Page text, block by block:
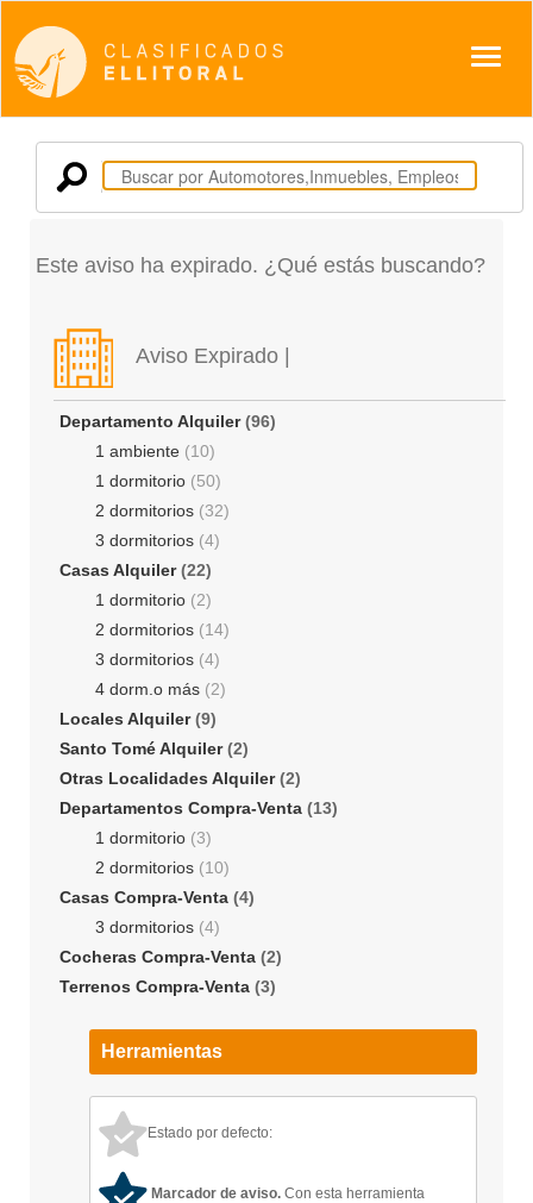
Este aviso ha expirado. ¿Qué estás buscando?
Aviso Expirado |
Departamento Alquiler(96)
1 ambiente (10)
1 dormitorio (50)
2 dormitorios (32)
3 dormitorios (4)
Casas Alquiler(22)
1 dormitorio (2)
2 dormitorios (14)
3 dormitorios (4)
4 dorm.o más (2)
Locales Alquiler(9)
Santo Tomé Alquiler(2)
Otras Localidades Alquiler(2)
Departamentos Compra-Venta (13)
1 dormitorio (3)
2 dormitorios (10)
Casas Compra-Venta (4)
3 dormitorios (4)
Cocheras Compra-Venta (2)
Terrenos Compra-Venta (3)
Herramientas
Estado por defecto:
Marcador de aviso. Con esta herramienta